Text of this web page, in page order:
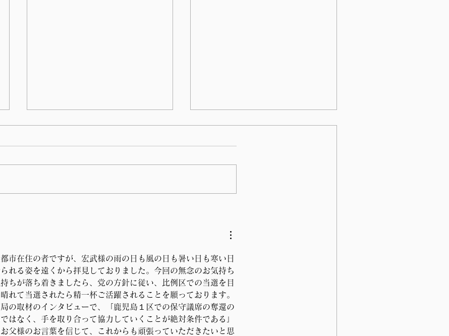
別委員会」において質問の機
会をいただきました。
国土交通委員会において質問
市在住の者ですが、宏武様の雨の日も風の日も暑い日も寒い日
れる姿を遠くから拝見しておりました。今回の無念のお気持ち
ちが落ち着きましたら、党の方針に従い、比例区での当選を目
れて当選されたら精一杯ご活躍されることを願っております。
の取材のインタビューで、「鹿児島１区での保守議席の奪還の
はなく、手を取り合って協力していくことが絶対条件である」
父様のお言葉を信じて、これからも頑張っていただきたいと思